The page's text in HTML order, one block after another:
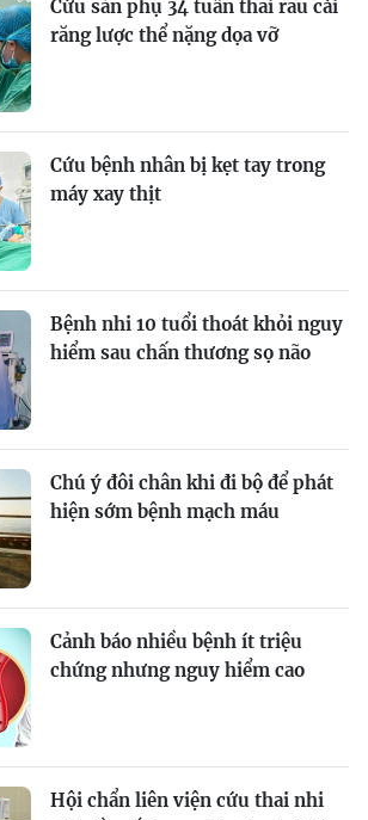
Cứu sản phụ 34 tuần thai rau cài
răng lược thể nặng dọa vỡ
Cứu bệnh nhân bị kẹt tay trong
máy xay thịt
Bệnh nhi 10 tuổi thoát khỏi nguy
hiểm sau chấn thương sọ não
Chú ý đôi chân khi đi bộ để phát
hiện sớm bệnh mạch máu
Cảnh báo nhiều bệnh ít triệu
chứng nhưng nguy hiểm cao
Hội chẩn liên viện cứu thai nhi